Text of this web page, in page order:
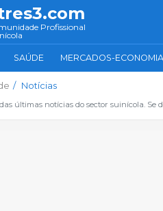
Profissional
SAÚDE MERCADOS-ECONOMIA
Notícias
últimas notícias do sector suinícola. Se